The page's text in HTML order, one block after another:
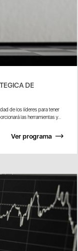
DE
de los líderes para tener
las herramientas y...
Ver programa